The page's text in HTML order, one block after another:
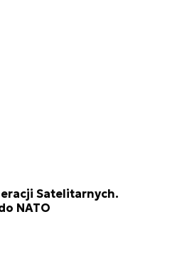
Satelitarnych.
NATO